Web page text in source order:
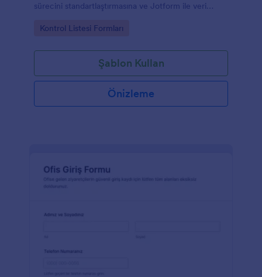
sürecini standartlaştırmasına ve Jotform ile veri
yardımcı olur.
Go to Category:
Kontrol Listesi Formları
Şablon Kullan
Önizleme